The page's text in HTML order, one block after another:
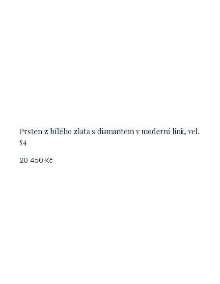
Prsten z bílého zlata s diamantem v moderní linii, vel.
54
20 450 Kč